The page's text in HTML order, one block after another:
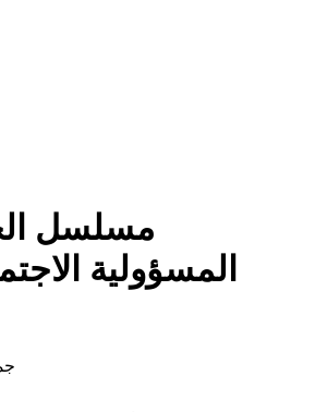
مسلسل
المسؤولية
جمعة,